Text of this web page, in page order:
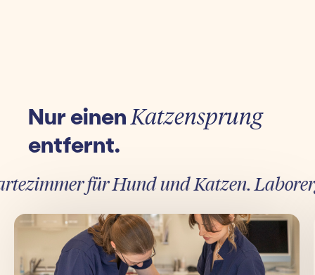
Nur einenKatzensprung
entfernt.
für Hund und Katzen.